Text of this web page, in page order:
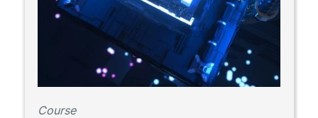
Course